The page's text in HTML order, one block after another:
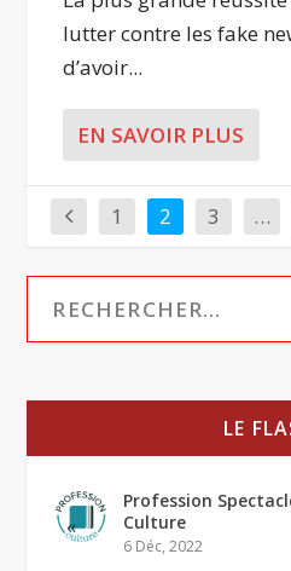
lutter contre les fake
d’avoir...
EN SAVOIR PLUS
1 2 3 …
LE
Profession
Culture
6 Déc, 2022